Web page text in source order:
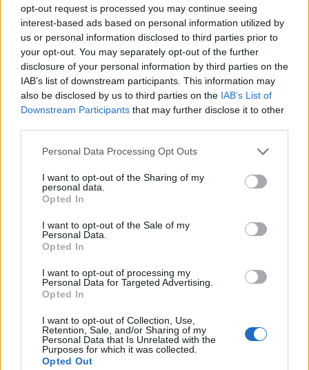
opt-out request is processed you may continue seeing
interest-based ads based on personal information utilized by
us or personal information disclosed to third parties prior to
your opt-out. You may separately opt-out of the further
disclosure of your personal information by third parties on the
IAB’s list of downstream participants. This information may
also be disclosed by us to third parties on the IAB’s List of
Downstream Participants that may further disclose it to other
Please note that this website/app uses one or more Google
not limited to your visit or usage behaviour. You may click to
grant or deny consent to Google and its third-party tags to
use your data for below specified purposes in below Google
consent section.
Personal Data Processing Opt Outs
I want to opt-out of the Sharing of my
personal data.
Opted In
I want to opt-out of the Sale of my
Personal Data.
Opted In
I want to opt-out of processing my
Personal Data for Targeted Advertising.
Opted In
I want to opt-out of Collection, Use,
Retention, Sale, and/or Sharing of my
Personal Data that Is Unrelated with the
Purposes for which it was collected.
Opted Out
Οι διαπραγματευτές εγκατέλειψαν την προσπάθεια
εκκαθάρισης της Μαύρης Θάλασσας από τις νάρκες
που τοποθέτησαν κυρίως οι Ουκρανοί για να
προστατεύσουν τα παράλιά τους. «Η
αποναρκοθέτηση θα έπαιρνε πάρα πολύ χρόνο»,
στα χωρικά ύδατα της χώρας, ώστε να αποφεύγουν
τις νάρκες.
Η Τουρκία πάντως δήλωσε «έτοιμη» να βοηθήσει
στην αποναρκοθέτηση. «Σε περίπτωση ανάγκης,
αποναρκοθέτηση μπορεί να γίνει από τρίτη χώρα.
Η Τουρκία είναι έτοιμη να προσφέρει τη βοήθειά
της», είπε ο Ιμπραχίμ Καλίν, ο εκπρόσωπος της
τουρκικής προεδρίας, μιλώντας στο ιδιωτικό
κανάλι NTV.